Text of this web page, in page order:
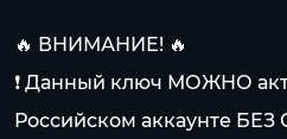
🔥 ВНИМАНИЕ! 🔥
❗ Данный ключ МОЖНО
Российском аккаунте